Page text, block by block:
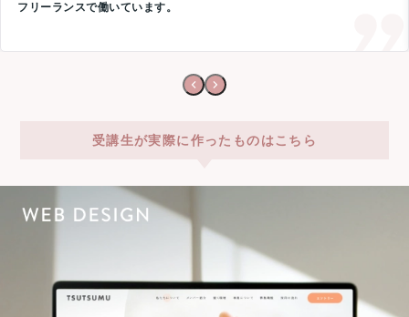
フリーランスで働いています。
受講生が実際に作ったものはこちら